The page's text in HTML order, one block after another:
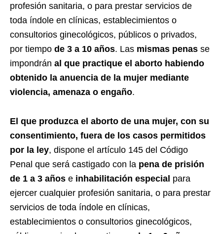
profesión sanitaria, o para prestar servicios de
toda índole en clínicas, establecimientos o
consultorios ginecológicos, públicos o privados,
por tiempo de 3 a 10 años. Las mismas penas se
impondrán al que practique el aborto habiendo
obtenido la anuencia de la mujer mediante
violencia, amenaza o engaño.
El que produzca el aborto de una mujer, con su
consentimiento, fuera de los casos permitidos
por la ley, dispone el artículo 145 del Código
Penal que será castigado con la pena de prisión
de 1 a 3 años e inhabilitación especial para
ejercer cualquier profesión sanitaria, o para prestar
servicios de toda índole en clínicas,
establecimientos o consultorios ginecológicos,